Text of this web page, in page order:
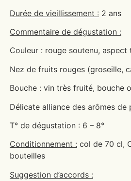
Durée de vieillissement : 2 ans
Commentaire de dégustation :
Couleur : rouge soutenu, aspect
Nez de fruits rouges (groseille,
Bouche : vin très fruité, bouche
Délicate alliance des arômes de
T° de dégustation : 6 – 8°
Conditionnement : col de 70 cl,
bouteilles
Suggestion d’accords :